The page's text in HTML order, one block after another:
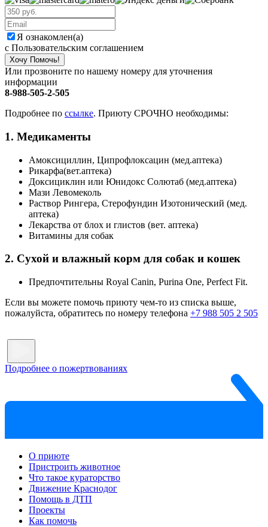
Я ознакомлен(а)
с Пользовательским соглашением
Хочу Помочь!
Или прозвоните по нашему номеру для уточнения
информации
8-988-505-2-505
Подробнее по ссылке. Приюту СРОЧНО необходимы:
1. Медикаменты
Амоксициллин, Ципрофлоксацин (мед.аптека)
Рикарфа(вет.аптека)
Доксициклин или Юнидокс Солютаб (мед.аптека)
Мази Левомеколь
Раствор Рингера, Стерофундин Изотонический (мед.
аптека)
Лекарства от блох и глистов (вет. аптека)
Витамины для собак
2. Сухой и влажный корм для собак и кошек
Предпочтительны Royal Canin, Purina One, Perfect Fit.
Если вы можете помочь приюту чем-то из списка выше,
пожалуйста, обратитесь по номеру телефона +7 988 505 2 505
Подробнее о пожертвованиях
О приюте
Пристроить животное
Что такое кураторство
Движение Краснодог
Помощь в ДТП
Проекты
Как помочь